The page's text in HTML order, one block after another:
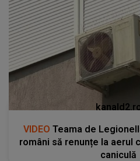
VIDEO Teama de
români să renunțe la aerul
caniculă